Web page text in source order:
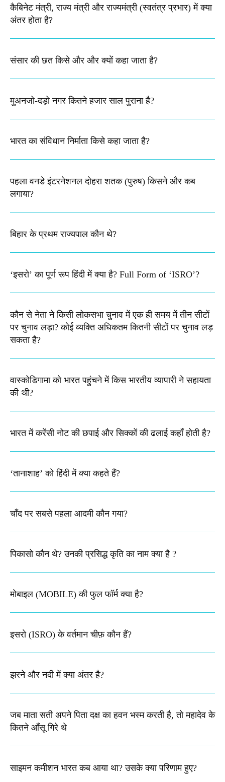
कैबिनेट मंत्री, राज्य मंत्री और राज्यमंत्री (स्वतंत्र प्रभार) में क्या
अंतर होता है?
संसार की छत किसे और और क्यों कहा जाता है?
मुअनजो-दड़ो नगर कितने हजार साल पुराना है?
भारत का संविधान निर्माता किसे कहा जाता है?
पहला वनडे इंटरनेशनल दोहरा शतक (पुरुष) किसने और कब
लगाया?
बिहार के प्रथम राज्यपाल कौन थे?
‘इसरो’ का पूर्ण रूप हिंदी में क्या है? Full Form of ‘ISRO’?
कौन से नेता ने किसी लोकसभा चुनाव में एक ही समय में तीन सीटों
पर चुनाव लड़ा? कोई व्यक्ति अधिकतम कितनी सीटों पर चुनाव लड़
सकता है?
वास्कोडिगामा को भारत पहुंचने में किस भारतीय व्यापारी ने सहायता
की थी​?
भारत में करेंसी नोट की छपाई और सिक्कों की ढलाई कहाँ होती है?
‘तानाशाह’ को हिंदी में क्या कहते हैं?
चाँद पर सबसे पहला आदमी कौन गया​?
पिकासो कौन थे? उनकी प्रसिद्ध कृति का नाम क्या है ?
मोबाइल (MOBILE) की फुल फॉर्म क्या है?
इसरो (ISRO) के वर्तमान चीफ़ कौन हैं?
झरने और नदी में क्या अंतर है?
जब माता सती अपने पिता दक्ष का हवन भस्म करती है, तो महादेव के
कितने आँसू गिरे थे
साइमन कमीशन भारत कब आया था? उसके क्या परिणाम हुए?